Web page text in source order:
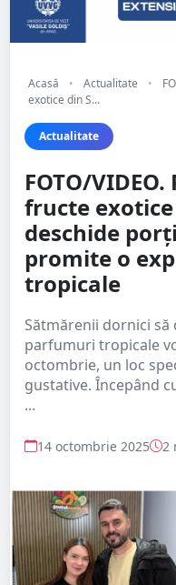
Acasă • Actualitate •
exotice din S...
Actualitate
FOTO/
fructe
deschide
promite o
tropicale
Sătmărenii dornici
parfumuri tropicale
octombrie, un loc
gustative. Începând
...
14 octombrie 2025 2